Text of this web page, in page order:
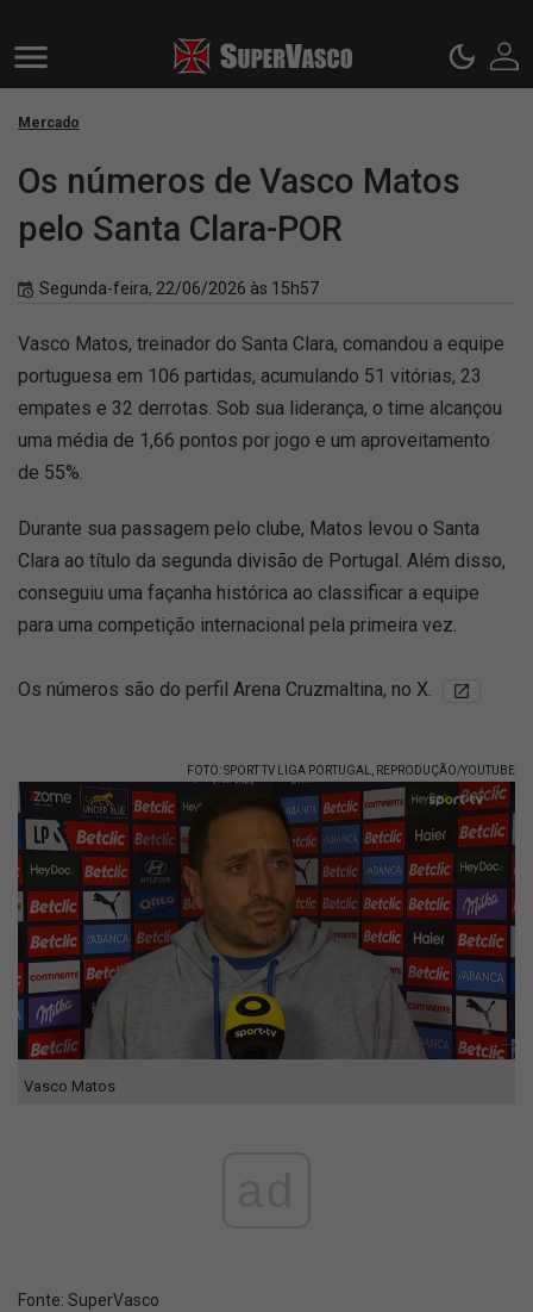
Mercado
Os números de Vasco Matos
pelo Santa Clara-POR
Segunda-feira, 22/06/2026 às 15h57
Vasco Matos, treinador do Santa Clara, comandou a equipe
portuguesa em 106 partidas, acumulando 51 vitórias, 23
empates e 32 derrotas. Sob sua liderança, o time alcançou
uma média de 1,66 pontos por jogo e um aproveitamento
de 55%.
Durante sua passagem pelo clube, Matos levou o Santa
Clara ao título da segunda divisão de Portugal. Além disso,
conseguiu uma façanha histórica ao classificar a equipe
para uma competição internacional pela primeira vez.
Os números são do perfil Arena Cruzmaltina, no X.
FOTO: SPORT TV LIGA PORTUGAL, REPRODUÇÃO/YOUTUBE
Vasco Matos
Fonte: SuperVasco‎‎‎‎‎‎